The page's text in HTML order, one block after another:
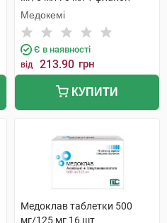
Медокемі
Є в наявності
від 213.90 грн
КУПИТИ
Медоклав таблетки 500
мг/125 мг 16 шт